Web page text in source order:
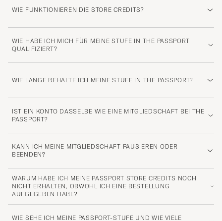
WIE FUNKTIONIEREN DIE STORE CREDITS?
WIE HABE ICH MICH FÜR MEINE STUFE IN THE PASSPORT
QUALIFIZIERT?
WIE LANGE BEHALTE ICH MEINE STUFE IN THE PASSPORT?
IST EIN KONTO DASSELBE WIE EINE MITGLIEDSCHAFT BEI THE
PASSPORT?
KANN ICH MEINE MITGLIEDSCHAFT PAUSIEREN ODER
BEENDEN?
WARUM HABE ICH MEINE PASSPORT STORE CREDITS NOCH
NICHT ERHALTEN, OBWOHL ICH EINE BESTELLUNG
AUFGEGEBEN HABE?
WIE SEHE ICH MEINE PASSPORT-STUFE UND WIE VIELE